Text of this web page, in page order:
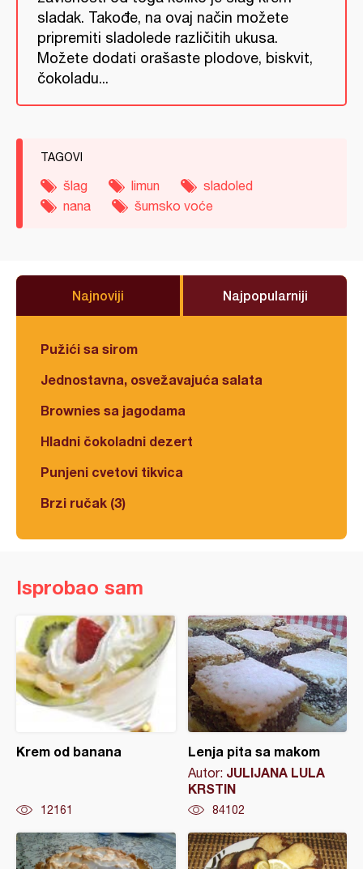
sladak. Takođe, na ovaj način možete
pripremiti sladolede različitih ukusa.
Možete dodati orašaste plodove, biskvit,
čokoladu...
TAGOVI
šlag limun
sladoled
nana
šumsko voće
Najnoviji Najpopularniji
Pužići sa sirom
Jednostavna, osvežavajuća salata
Brownies sa jagodama
Hladni čokoladni dezert
Punjeni cvetovi tikvica
Brzi ručak (3)
Isprobao sam
Krem od banana
12161
Lenja pita sa makom
Autor: JULIJANA LULA
KRSTIN
84102